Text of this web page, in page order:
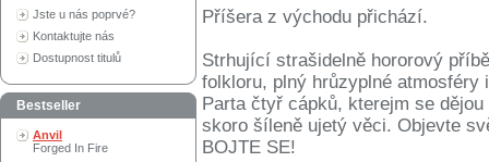
Jste u nás poprvé?
Kontaktujte nás
Dostupnost titulů
Bestseller
Anvil
Forged In Fire
Příšera z východu přichází.
Strhující strašidelně hororový
folkloru, plný hrůzyplné atmosféry
Parta čtyř cápků, kterejm se
skoro šíleně ujetý věci. Objevte
BOJTE SE!